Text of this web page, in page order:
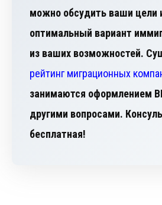
можно обсудить ваши цели
оптимальный вариант
из
рейтинг миграционных
занимаются
другими вопросами.
бесплатная!